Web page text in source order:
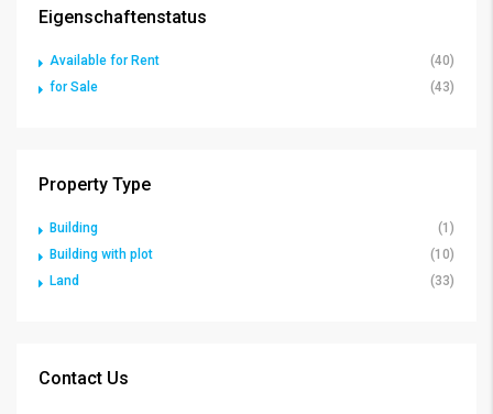
Eigenschaftenstatus
Available for Rent
(40)
for Sale
(43)
Property Type
Building
(1)
Building with plot
(10)
Land
(33)
Contact Us